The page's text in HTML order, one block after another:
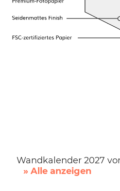
Wandkalender 2027
» Alle anzeigen